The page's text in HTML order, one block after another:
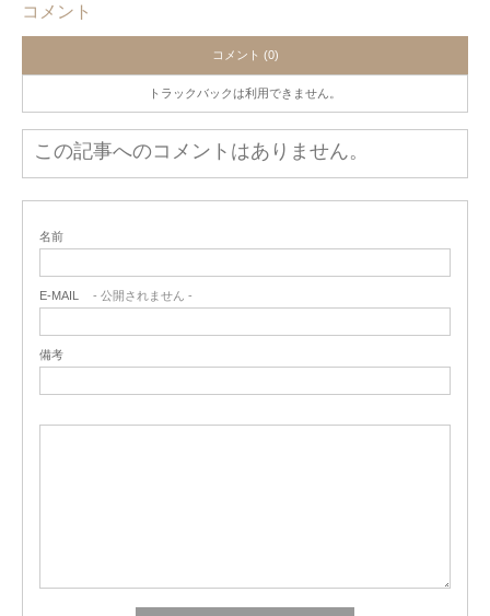
コメント
コメント (0)
トラックバックは利用できません。
この記事へのコメントはありません。
名前
E-MAIL - 公開されません -
備考